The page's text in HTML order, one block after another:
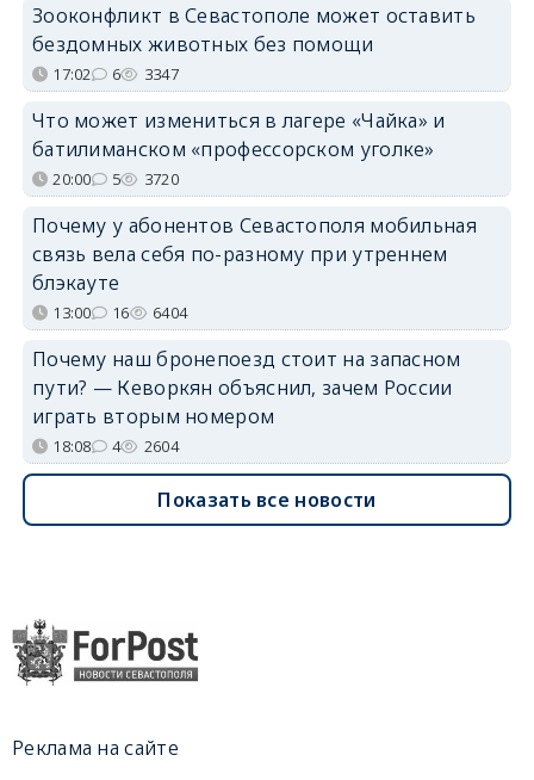
Зооконфликт в Севастополе может оставить
бездомных животных без помощи
17:02 6 3347
Что может измениться в лагере «Чайка» и
батилиманском «профессорском уголке»
20:00 5 3720
Почему у абонентов Севастополя мобильная
связь вела себя по-разному при утреннем
блэкауте
13:00 16 6404
Почему наш бронепоезд стоит на запасном
пути? — Кеворкян объяснил, зачем России
играть вторым номером
18:08 4 2604
Показать все новости
Реклама на сайте